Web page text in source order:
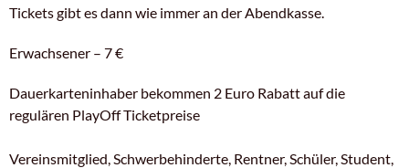
Tickets gibt es dann wie immer an der Abendkasse.
Erwachsener – 7 €
Dauerkarteninhaber bekommen 2 Euro Rabatt auf die
regulären PlayOff Ticketpreise
Vereinsmitglied, Schwerbehinderte, Rentner, Schüler, Student,